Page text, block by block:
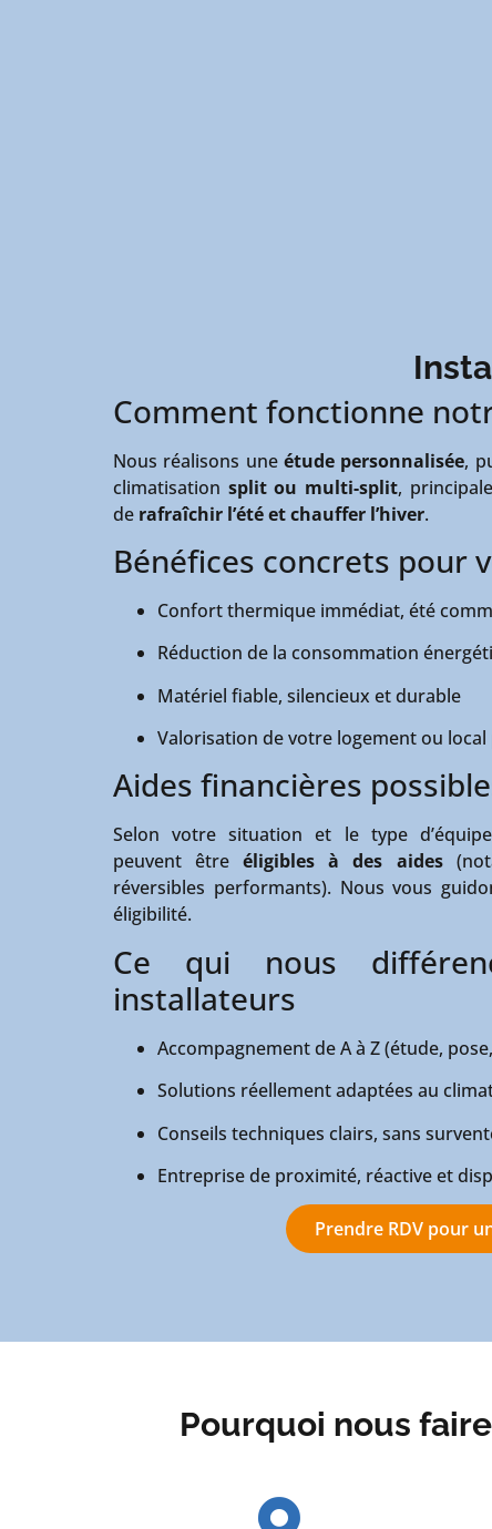
Comment fonctionne
Nous réalisons une étude personnalisée,
climatisation split ou multi-split,
de rafraîchir l’été et chauffer l’hiver.
Bénéfices concrets pour
Confort thermique immédiat, été
Réduction de la consommation
Matériel fiable, silencieux et durable
Valorisation de votre logement ou
Aides financières
Selon votre situation et le type
peuvent êtreéligibles à des aides
réversibles performants). Nous vous
éligibilité.
Ce qui nous
installateurs
Accompagnement de A à Z (étude,
Solutions réellement adaptées au
Conseils techniques clairs, sans
Entreprise de proximité, réactive et
Prendre RDV pour
Pourquoi nous